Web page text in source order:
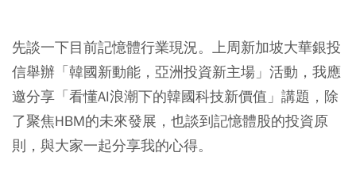
先談一下目前記憶體行業現況。上周新加坡大華銀投
信舉辦「韓國新動能，亞洲投資新主場」活動，我應
邀分享「看懂AI浪潮下的韓國科技新價值」講題，除
了聚焦HBM的未來發展，也談到記憶體股的投資原
則，與大家一起分享我的心得。